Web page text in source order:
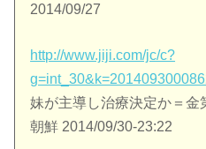
2014/09/27
http://www.jiji.com/jc/c?
妹が主導し治療決定か＝金
朝鮮 2014/09/30-23:22